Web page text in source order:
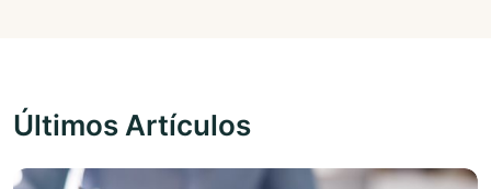
Últimos Artículos